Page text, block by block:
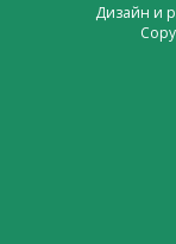
Дизайн и